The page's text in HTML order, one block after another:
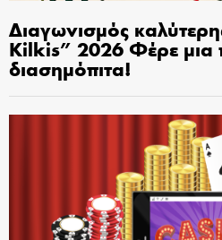
Διαγωνισμός
Kilkis” 2026 Φέρε μια
διασημόπιτα!